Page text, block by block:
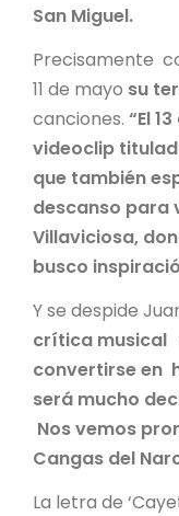
San Miguel.
Precisamente
11 de mayo su
canciones. “El
videoclip
que también
descanso para
Villaviciosa,
busco
Y se despide
crítica musical
convertirse en
será mucho
Nos vemos
Cangas del
La letra de